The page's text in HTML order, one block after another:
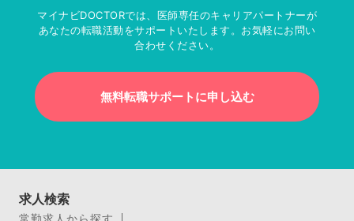
マイナビDOCTORでは、医師専任のキャリアパートナーが
あなたの転職活動をサポートいたします。お気軽にお問い
合わせください。
無料転職サポートに申し込む
求人検索